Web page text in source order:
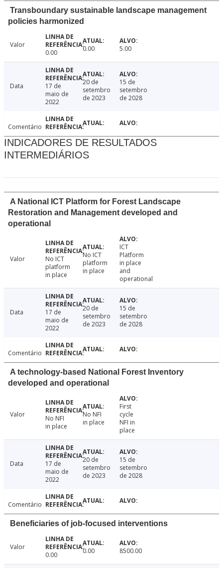
Transboundary sustainable landscape management
policies harmonized
Valor
0.00
0.00 5.00
Data
17 de
maio de
2022
20 de
setembro
de 2023
15 de
setembro
de 2028
Comentário
INDICADORES DE RESULTADOS
INTERMEDIÁRIOS
A National ICT Platform for Forest Landscape
Restoration and Management developed and
operational
Valor
No ICT
platform
in place
No ICT
platform
in place
ICT
Platform
in place
and
operational
Data
17 de
maio de
2022
20 de
setembro
de 2023
15 de
setembro
de 2028
Comentário
A technology-based National Forest Inventory
developed and operational
Valor
No NFI
in place
No NFI
in place
First
cycle
NFI in
place
Data
17 de
maio de
2022
20 de
setembro
de 2023
15 de
setembro
de 2028
Comentário
Beneficiaries of job-focused interventions
Valor
0.00
0.00 8500.00